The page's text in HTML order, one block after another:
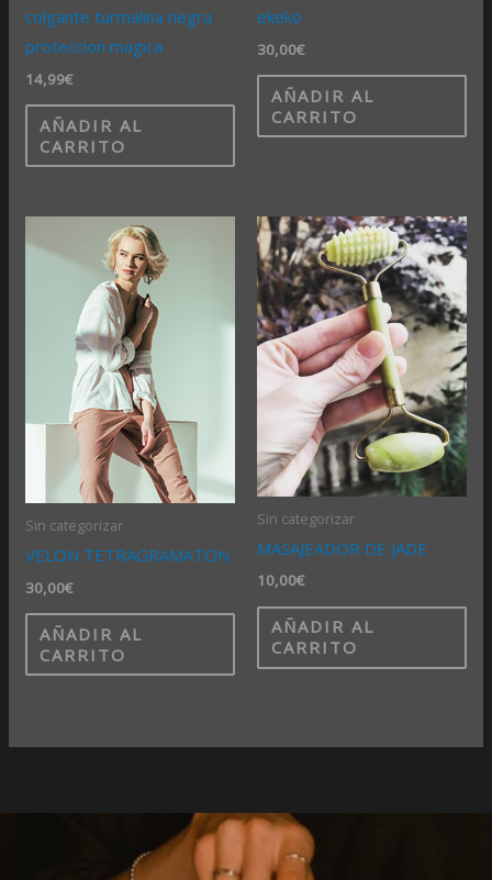
colgante turmalina negra
proteccion magica
14,99€
AÑADIR AL
CARRITO
ekeko
30,00€
AÑADIR AL
CARRITO
Sin categorizar
VELON TETRAGRAMATON
30,00€
AÑADIR AL
CARRITO
Sin categorizar
MASAJEADOR DE JADE
10,00€
AÑADIR AL
CARRITO